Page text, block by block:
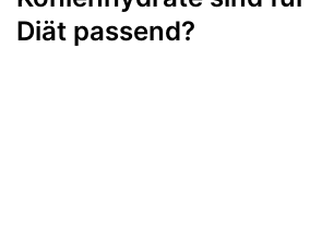
Diät passend?